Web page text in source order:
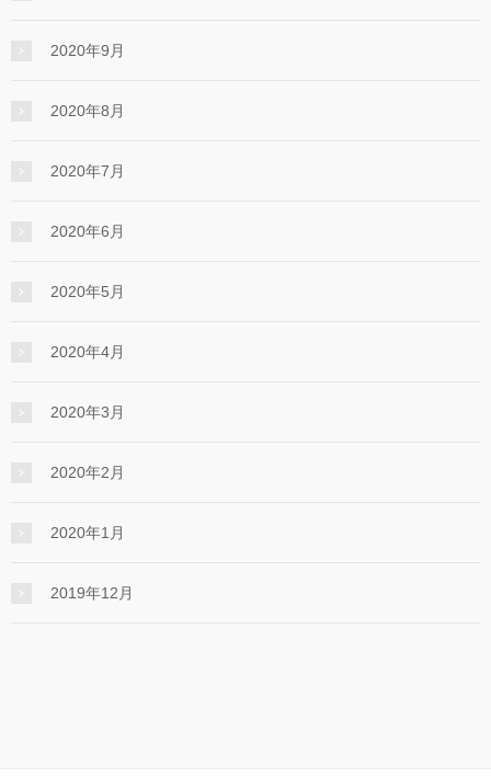
2020年9月
2020年8月
2020年7月
2020年6月
2020年5月
2020年4月
2020年3月
2020年2月
2020年1月
2019年12月